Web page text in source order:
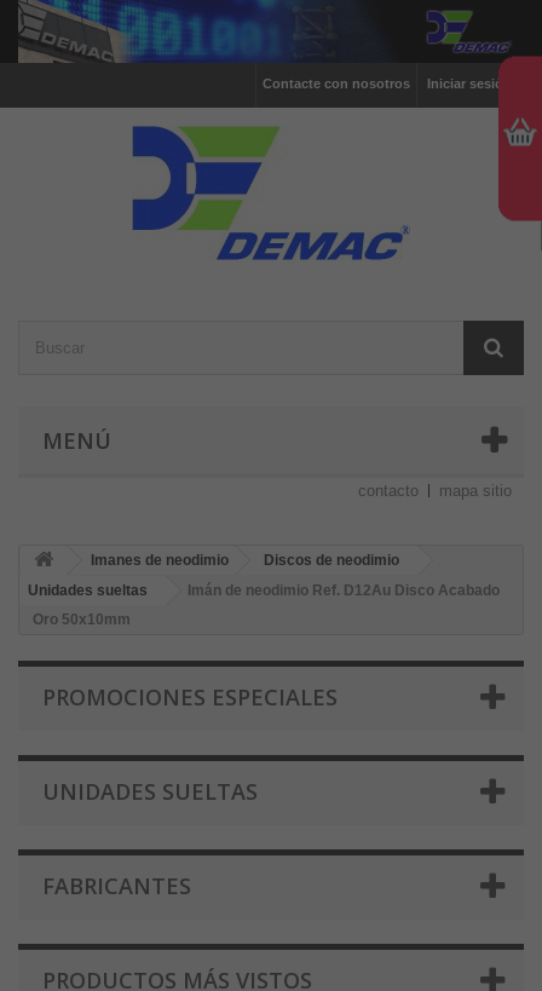
Iniciar sesión
Contacte con nosotros
MENÚ
contacto mapa sitio
Imanes de neodimio
Discos de neodimio
Unidades sueltas
Imán de neodimio Ref. D12Au Disco Acabado
Oro 50x10mm
PROMOCIONES ESPECIALES
UNIDADES SUELTAS
FABRICANTES
PRODUCTOS MÁS VISTOS